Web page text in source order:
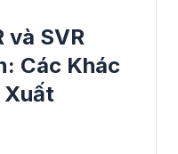
và SVR
Các Khác
Xuất